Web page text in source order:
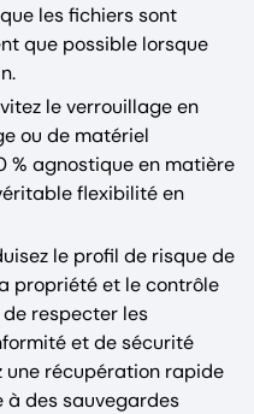
les fichiers sont
que possible lorsque
le verrouillage en
ou de matériel
% agnostique en matière
flexibilité en
le profil de risque de
propriété et le contrôle
respecter les
et de sécurité
une récupération rapide
à des sauvegardes